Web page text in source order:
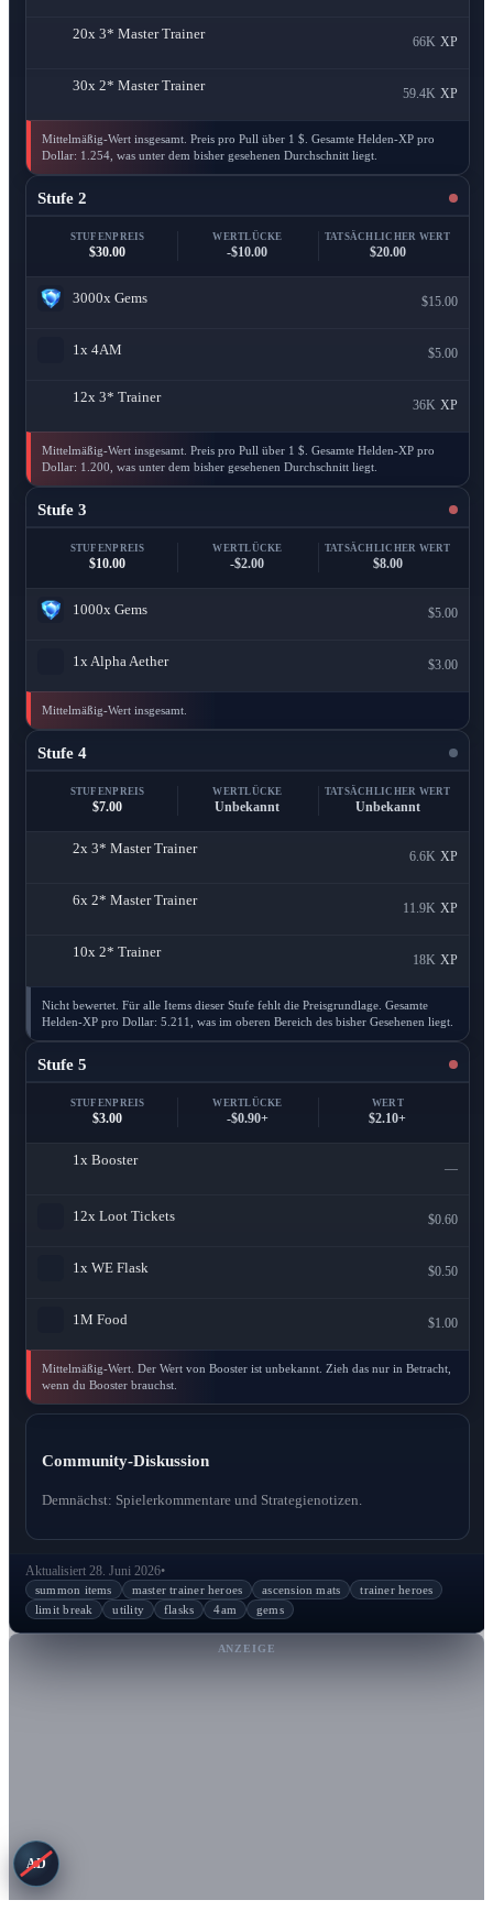
20x 3* Master Trainer
66K XP
30x 2* Master Trainer
59.4K XP
Mittelmäßig-Wert insgesamt. Preis pro Pull über 1 $. Gesamte Helden-XP pro
Dollar: 1.254, was unter dem bisher gesehenen Durchschnitt liegt.
Stufe 2
STUFENPREIS
$30.00
WERTLÜCKE
-$10.00
TATSÄCHLICHER WERT
$20.00
3000x Gems $15.00
1x 4AM $5.00
12x 3* Trainer
36K XP
Mittelmäßig-Wert insgesamt. Preis pro Pull über 1 $. Gesamte Helden-XP pro
Dollar: 1.200, was unter dem bisher gesehenen Durchschnitt liegt.
Stufe 3
STUFENPREIS
$10.00
WERTLÜCKE
-$2.00
TATSÄCHLICHER WERT
$8.00
1000x Gems $5.00
1x Alpha Aether $3.00
Mittelmäßig-Wert insgesamt.
Stufe 4
STUFENPREIS
$7.00
WERTLÜCKE
Unbekannt
TATSÄCHLICHER WERT
Unbekannt
2x 3* Master Trainer
6.6K XP
6x 2* Master Trainer
11.9K XP
10x 2* Trainer
18K XP
Nicht bewertet. Für alle Items dieser Stufe fehlt die Preisgrundlage. Gesamte
Helden-XP pro Dollar: 5.211, was im oberen Bereich des bisher Gesehenen liegt.
Stufe 5
STUFENPREIS
$3.00
WERTLÜCKE
-$0.90+
WERT
$2.10+
1x Booster
—
12x Loot Tickets $0.60
1x WE Flask $0.50
1M Food $1.00
Mittelmäßig-Wert. Der Wert von Booster ist unbekannt. Zieh das nur in Betracht,
wenn du Booster brauchst.
Community-Diskussion
Demnächst: Spielerkommentare und Strategienotizen.
Aktualisiert 28. Juni 2026•
summon items master trainer heroes ascension mats
trainer heroes
limit break
utility flasks 4am gems
ANZEIGE
AD